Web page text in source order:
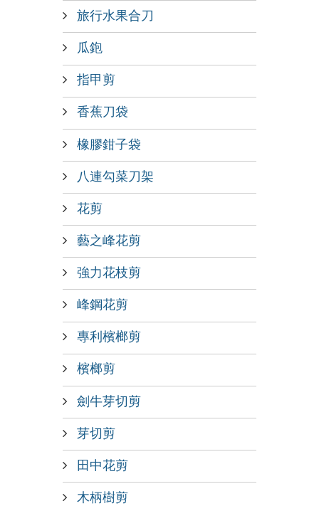
旅行水果合刀
瓜鉋
指甲剪
香蕉刀袋
橡膠鉗子袋
八連勾菜刀架
花剪
藝之峰花剪
強力花枝剪
峰鋼花剪
專利檳榔剪
檳榔剪
劍牛芽切剪
芽切剪
田中花剪
木柄樹剪